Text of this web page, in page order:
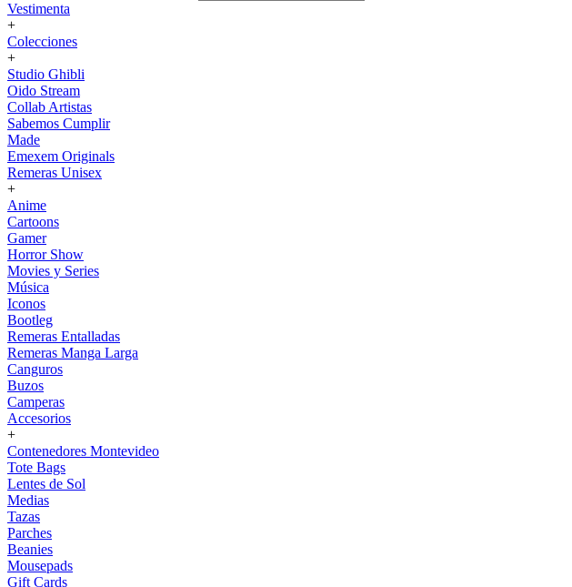
Vestimenta
+
Colecciones
+
Studio Ghibli
Oido Stream
Collab Artistas
Sabemos Cumplir
Made
Emexem Originals
Remeras Unisex
+
Anime
Cartoons
Gamer
Horror Show
Movies y Series
Música
Iconos
Bootleg
Remeras Entalladas
Remeras Manga Larga
Canguros
Buzos
Camperas
Accesorios
+
Contenedores Montevideo
Tote Bags
Lentes de Sol
Medias
Tazas
Parches
Beanies
Mousepads
Gift Cards